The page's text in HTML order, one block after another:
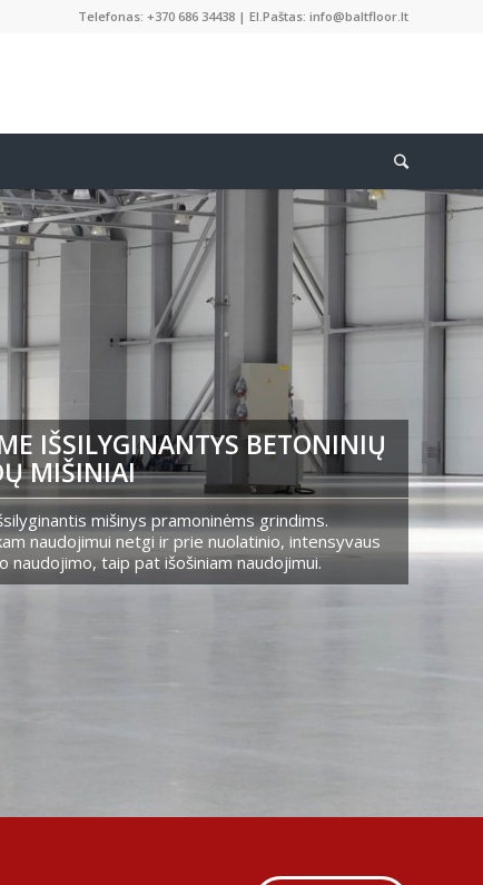
Telefonas: +370 686 34438 | El.Paštas: info@baltfloor.lt
IŠSILYGINANTYS BETONINIŲ
MIŠINIAI
mišinys pramoninėms grindims.
naudojimui netgi ir prie nuolatinio, intensyvaus
naudojimo, taip pat išošiniam naudojimui.